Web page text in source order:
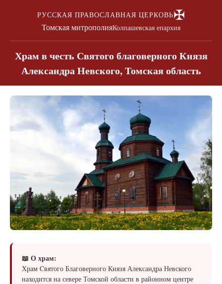
РУССКАЯ ПРАВОСЛАВНАЯ ЦЕРКОВЬ✠
Томская митрополияКолпашевская епархия
Храм в честь Святого благоверного Князя
Александра Невского, Томская область
📖 О храм:
Храм Cвятого Благоверного Князя Александра Невского
находится на севере Томской области в районном центре